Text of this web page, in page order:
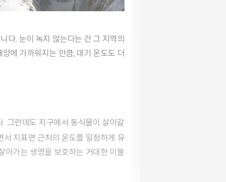
에 가까워지는 만큼, 대기 온도도 더
지표면 근처의 온도를 일정하게 유
아가는 생명을 보호하는 거대한 이불